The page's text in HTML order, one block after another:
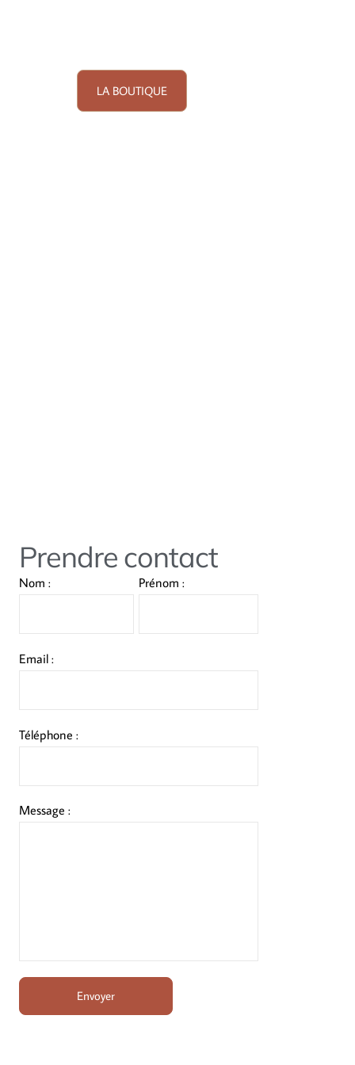
LA BOUTIQUE
Prendre contact
Nom : Prénom :
Email :
Téléphone :
Message :